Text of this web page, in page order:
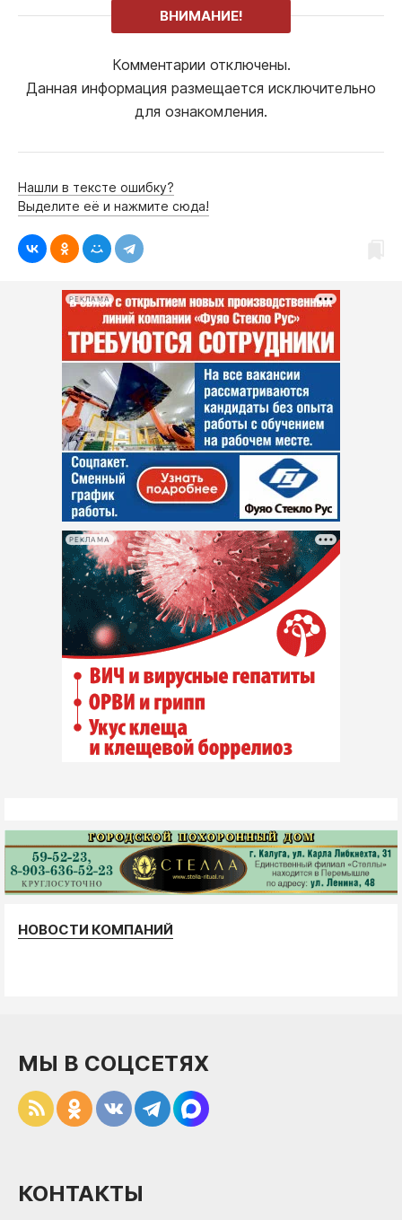
ВНИМАНИЕ!
Комментарии отключены.
Данная информация размещается исключительно
для ознакомления.
Нашли в тексте ошибку?
Выделите её и нажмите сюда!
РЕКЛАМА
РЕКЛАМА
НОВОСТИ КОМПАНИЙ
МЫ В СОЦСЕТЯХ
КОНТАКТЫ